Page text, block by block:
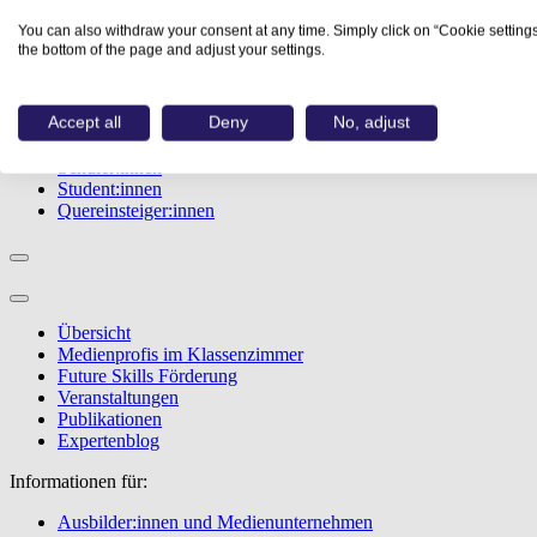
Studiengänge
Events
Berufstest
Informationen für:
Student:innen
Quereinsteiger:innen
Übersicht
Medienprofis im Klassenzimmer
Future Skills Förderung
Veranstaltungen
Publikationen
Expertenblog
Informationen für:
Ausbilder:innen und Medienunternehmen
You can also withdraw your consent at any time. Simply click on “Cookie
the bottom of the page and adjust your settings.
Accept all Deny No, adjust